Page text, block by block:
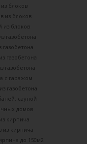
блоков
из блоков
из блоков
газобетона
газобетона
газобетона
с гаражом
газобетона
сауной
домов
кирпича
из кирпича
до 150м2